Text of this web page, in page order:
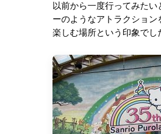
以前から一度行ってみた
ーのようなアトラクショ
楽しむ場所という印象でし